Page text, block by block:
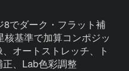
でダーク・フラット補
基準で加算コンポジッ
オートストレッチ、ト
、Lab色彩調整